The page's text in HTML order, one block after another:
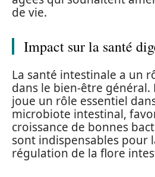
de vie.
Impact sur la santé
La santé intestinale a un
dans le bien-être général.
joue un rôle essentiel
microbiote intestinal,
croissance de bonnes
sont indispensables pour
régulation de la flore